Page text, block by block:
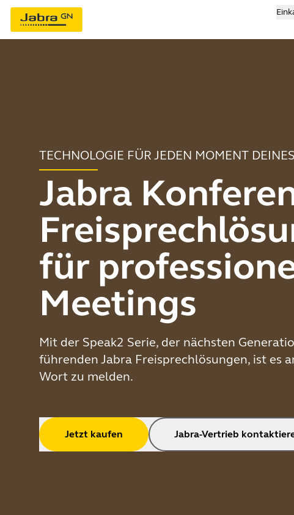
TECHNOLOGIE FÜR JEDEN MOMENT
Jabra
für
Meetings
Mit der Speak2 Serie, der nächsten
führenden Jabra Freisprechlösungen, ist es
Wort zu melden.
Jetzt kaufen Jabra-Vertrieb